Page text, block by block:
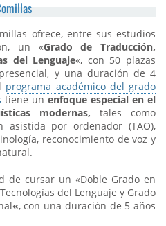
ofrece, entre sus estudios
un «Grado de Traducción,
del Lenguaje«, con 50 plazas
y una duración de 4
programa académico del grado
tiene un enfoque especial en el
modernas, tales como
asistida por ordenador (TAO),
reconocimiento de voz y
de cursar un «Doble Grado en
del Lenguaje y Grado
«, con una duración de 5 años